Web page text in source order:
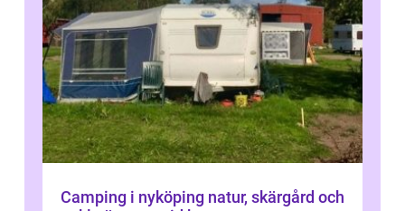
Camping i nyköping natur, skärgård och